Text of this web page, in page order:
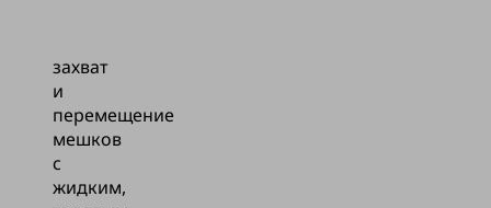
захват
и
перемещение
мешков
с
жидким,